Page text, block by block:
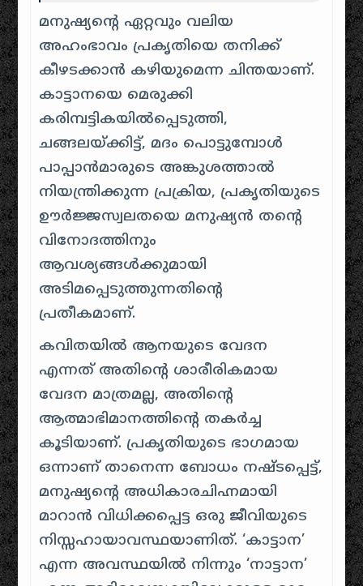
മനുഷ്യന്റെ ഏറ്റവും വലിയ
അഹംഭാവം പ്രകൃതിയെ തനിക്ക്
കീഴടക്കാൻ കഴിയുമെന്ന ചിന്തയാണ്.
കാട്ടാനയെ മെരുക്കി
കരിമ്പട്ടികയിൽപ്പെടുത്തി,
ചങ്ങലയ്ക്കിട്ട്, മദം പൊട്ടുമ്പോൾ
പാപ്പാൻമാരുടെ അങ്കുശത്താൽ
നിയന്ത്രിക്കുന്ന പ്രക്രിയ, പ്രകൃതിയുടെ
ഊർജ്ജസ്വലതയെ മനുഷ്യൻ തന്റെ
വിനോദത്തിനും
ആവശ്യങ്ങൾക്കുമായി
അടിമപ്പെടുത്തുന്നതിന്റെ
പ്രതീകമാണ്.
കവിതയിൽ ആനയുടെ വേദന
എന്നത് അതിന്റെ ശാരീരികമായ
വേദന മാത്രമല്ല, അതിന്റെ
ആത്മാഭിമാനത്തിന്റെ തകർച്ച
കൂടിയാണ്. പ്രകൃതിയുടെ ഭാഗമായ
ഒന്നാണ് താനെന്ന ബോധം നഷ്ടപ്പെട്ട്,
മനുഷ്യന്റെ അധികാരചിഹ്നമായി
മാറാൻ വിധിക്കപ്പെട്ട ഒരു ജീവിയുടെ
നിസ്സഹായാവസ്ഥയാണിത്. ‘കാട്ടാന’
എന്ന അവസ്ഥയിൽ നിന്നും ‘നാട്ടാന’